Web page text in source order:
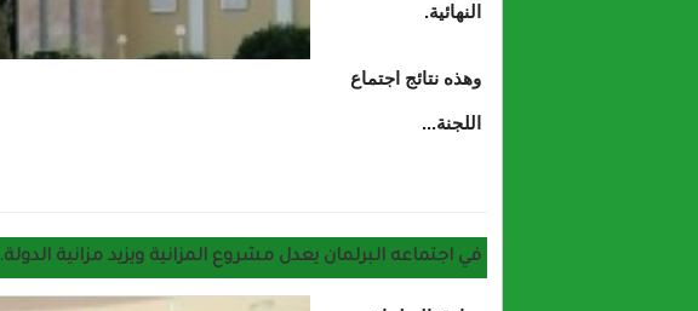
النهائية.
وهذه نتائج اجتماع
اللجنة...
في اجتماعه البرلمان يعدل مشروع المزانية ويزيد مزانية الدولة. 81 مليار